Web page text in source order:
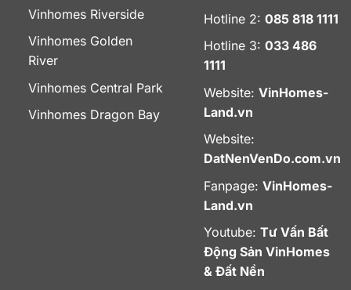
Vinhomes Riverside
Vinhomes Golden
River
Vinhomes Central Park
Vinhomes Dragon Bay
Hotline 2: 085 818 1111
Hotline 3: 033 486
1111
Website: VinHomes-
Land.vn
Website:
DatNenVenDo.com.vn
Fanpage: VinHomes-
Land.vn
Youtube: Tư Vấn Bất
Động Sản VinHomes
& Đất Nền